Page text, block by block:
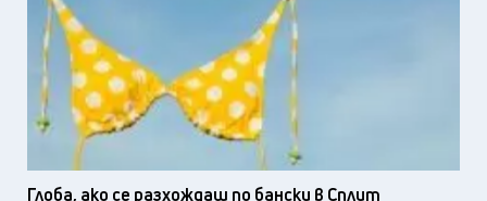
Глоба, ако се разхождаш по бански в Сплит